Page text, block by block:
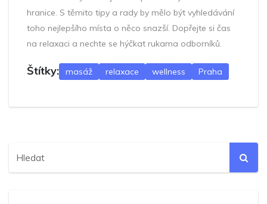
hranice. S těmito tipy a rady by mělo být vyhledávání
toho nejlepšího místa o něco snazší. Dopřejte si čas
na relaxaci a nechte se hýčkat rukama odborníků.
Štítky: masáž relaxace wellness Praha